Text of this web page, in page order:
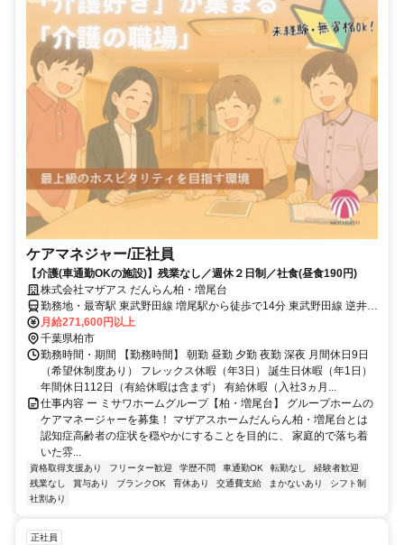
ケアマネジャー/正社員
【介護(車通勤OKの施設)】残業なし／週休２日制／社食(昼食190円)
株式会社マザアス だんらん柏・増尾台
勤務地・最寄駅 東武野田線 増尾駅から徒歩で14分 東武野田線 逆井駅
から徒歩で22分
月給271,600円以上
千葉県柏市
勤務時間・期間 【勤務時間】 朝勤 昼勤 夕勤 夜勤 深夜 月間休日9日
（希望休制度あり） フレックス休暇（年3日） 誕生日休暇（年1日）
年間休日112日（有給休暇は含まず） 有給休暇（入社3ヵ月...
仕事内容 ー ミサワホームグループ【柏・増尾台】 グループホームの
ケアマネージャーを募集！ マザアスホームだんらん柏・増尾台とは
認知症高齢者の症状を穏やかにすることを目的に、 家庭的で落ち着
いた雰...
資格取得支援あり フリーター歓迎 学歴不問 車通勤OK 転勤なし
経験者歓迎
残業なし
賞与あり ブランクOK 育休あり 交通費支給 まかないあり
シフト制
社割あり
正社員